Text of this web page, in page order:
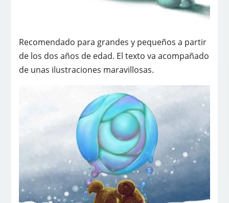
Recomendado para grandes y pequeños a partir
de los dos años de edad. El texto va acompañado
de unas ilustraciones maravillosas.